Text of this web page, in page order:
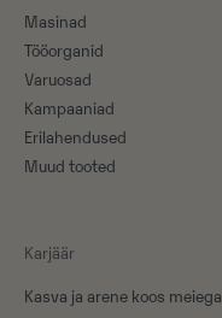
Masinad
Tööorganid
Varuosad
Kampaaniad
Erilahendused
Muud tooted
Karjäär
Kasva ja arene koos meiega